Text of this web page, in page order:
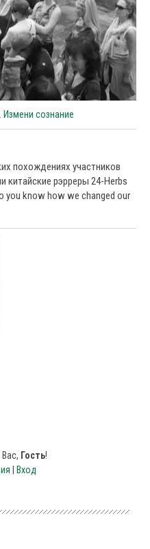
Измени сознание
похождениях участников
китайские рэрреры 24-Herbs
you know how we changed our
Вас, Гость!
Вход